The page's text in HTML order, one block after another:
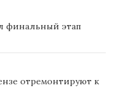
финальный этап
отремонтируют к